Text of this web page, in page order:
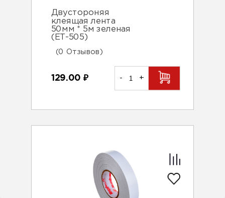
Двустороняя
клеящая лента
50мм * 5м зеленая
(ЕТ-505)
(0 Отзывов)
129.00 ₽ - +